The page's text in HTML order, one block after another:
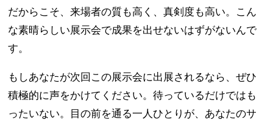
だからこそ、来場者の質も高く、真剣度も高い。こん
な素晴らしい展示会で成果を出せないはずがないんで
す。
もしあなたが次回この展示会に出展されるなら、ぜひ
積極的に声をかけてください。待っているだけではも
ったいない。目の前を通る一人ひとりが、あなたのサ